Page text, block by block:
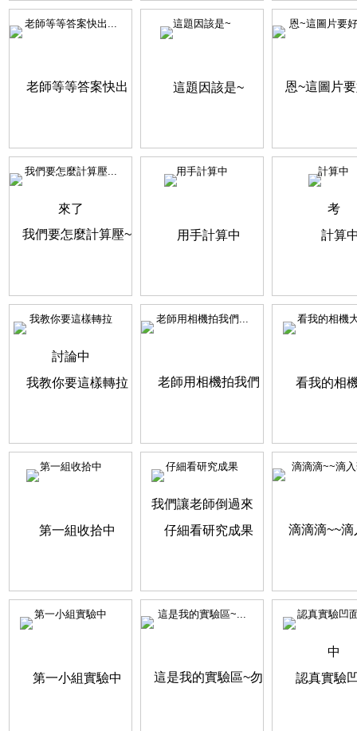
老師等等答案快出... 這題因該是~ 恩~這圖片要
我們要怎麼計算壓... 用手計算中 計算中
我教你要這樣轉拉 老師用相機拍我們... 看我的相機
第一組收拾中 仔細看研究成果 滴滴滴~~滴
第一小組實驗中 這是我的實驗區~... 認真實驗凹